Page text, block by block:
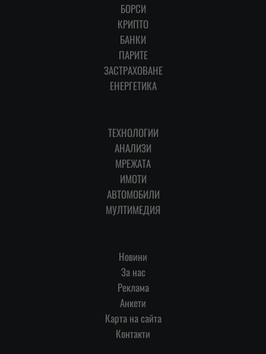
БОРСИ
КРИПТО
БАНКИ
ПАРИТЕ
ЗАСТРАХОВАНЕ
ЕНЕРГЕТИКА
ТЕХНОЛОГИИ
АНАЛИЗИ
МРЕЖАТА
ИМОТИ
АВТОМОБИЛИ
МУЛТИМЕДИЯ
Новини
За нас
Реклама
Анкети
Карта на сайта
Контакти